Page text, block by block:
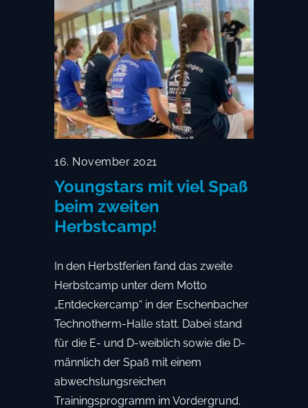
16. November 2021
Youngstars mit viel Spaß
beim zweiten
Herbstcamp!
In den Herbstferien fand das zweite
Herbstcamp unter dem Motto
„Entdeckercamp“ in der Eschenbacher
Technotherm-Halle statt. Dabei stand
für die E- und D-weiblich sowie die D-
männlich der Spaß mit einem
abwechslungsreichen
Trainingsprogramm im Vordergrund.